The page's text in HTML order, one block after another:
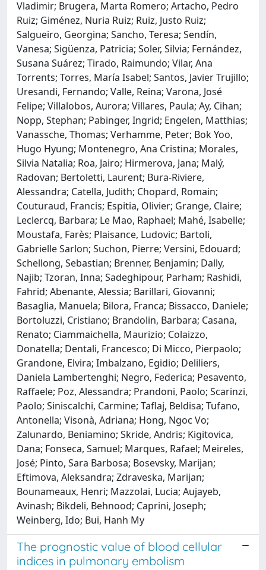
Vladimir; Brugera, Marta Romero; Artacho, Pedro
Ruiz; Giménez, Nuria Ruiz; Ruiz, Justo Ruiz;
Salgueiro, Georgina; Sancho, Teresa; Sendín,
Vanesa; Sigüenza, Patricia; Soler, Silvia; Fernández,
Susana Suárez; Tirado, Raimundo; Vilar, Ana
Torrents; Torres, María Isabel; Santos, Javier Trujillo;
Uresandi, Fernando; Valle, Reina; Varona, José
Felipe; Villalobos, Aurora; Villares, Paula; Ay, Cihan;
Nopp, Stephan; Pabinger, Ingrid; Engelen, Matthias;
Vanassche, Thomas; Verhamme, Peter; Bok Yoo,
Hugo Hyung; Montenegro, Ana Cristina; Morales,
Silvia Natalia; Roa, Jairo; Hirmerova, Jana; Malý,
Radovan; Bertoletti, Laurent; Bura-Riviere,
Alessandra; Catella, Judith; Chopard, Romain;
Couturaud, Francis; Espitia, Olivier; Grange, Claire;
Leclercq, Barbara; Le Mao, Raphael; Mahé, Isabelle;
Moustafa, Farès; Plaisance, Ludovic; Bartoli,
Gabrielle Sarlon; Suchon, Pierre; Versini, Edouard;
Schellong, Sebastian; Brenner, Benjamin; Dally,
Najib; Tzoran, Inna; Sadeghipour, Parham; Rashidi,
Fahrid; Abenante, Alessia; Barillari, Giovanni;
Basaglia, Manuela; Bilora, Franca; Bissacco, Daniele;
Bortoluzzi, Cristiano; Brandolin, Barbara; Casana,
Renato; Ciammaichella, Maurizio; Colaizzo,
Donatella; Dentali, Francesco; Di Micco, Pierpaolo;
Grandone, Elvira; Imbalzano, Egidio; Deliliers,
Daniela Lambertenghi; Negro, Federica; Pesavento,
Raffaele; Poz, Alessandra; Prandoni, Paolo; Scarinzi,
Paolo; Siniscalchi, Carmine; Taflaj, Beldisa; Tufano,
Antonella; Visonà, Adriana; Hong, Ngoc Vo;
Zalunardo, Beniamino; Skride, Andris; Kigitovica,
Dana; Fonseca, Samuel; Marques, Rafael; Meireles,
José; Pinto, Sara Barbosa; Bosevsky, Marijan;
Eftimova, Aleksandra; Zdraveska, Marijan;
Bounameaux, Henri; Mazzolai, Lucia; Aujayeb,
Avinash; Bikdeli, Behnood; Caprini, Joseph;
Weinberg, Ido; Bui, Hanh My
The prognostic value of blood cellular
indices in pulmonary embolism